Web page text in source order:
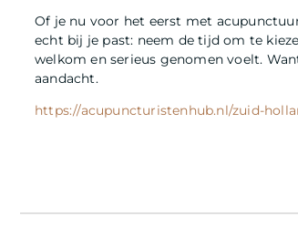
Of je nu voor het eerst met
echt bij je past: neem de tijd om te
welkom en serieus genomen voelt.
aandacht.
https://acupuncturistenhub.nl/zuid-